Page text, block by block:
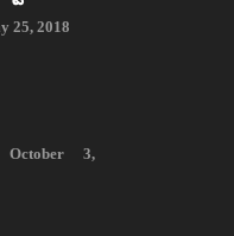
25, 2018
3,